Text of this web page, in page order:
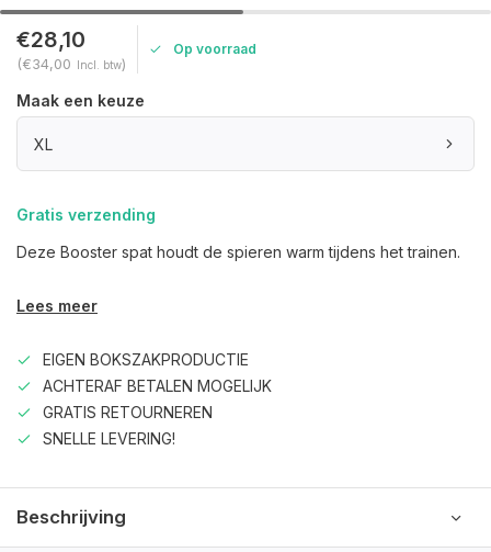
€28,10
(€34,00 Incl. btw)
Op voorraad
Maak een keuze
XL
Gratis verzending
Deze Booster spat houdt de spieren warm tijdens het trainen.
Lees meer
EIGEN BOKSZAKPRODUCTIE
ACHTERAF BETALEN MOGELIJK
GRATIS RETOURNEREN
SNELLE LEVERING!
Beschrijving